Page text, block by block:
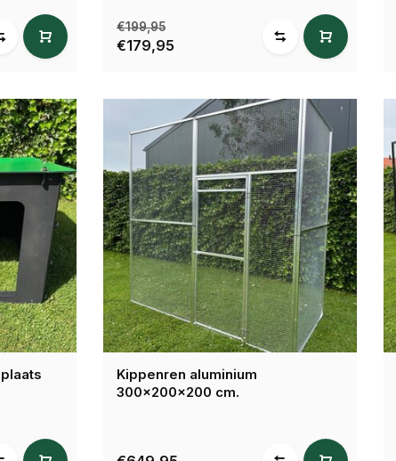
€199,95
€179,95
Kippenren aluminium
300x200x200 cm.